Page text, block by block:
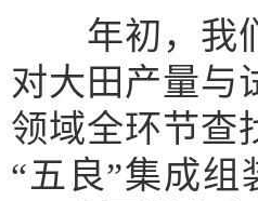
年初，我们
对大田产量与
领域全环节查
“五良”集成